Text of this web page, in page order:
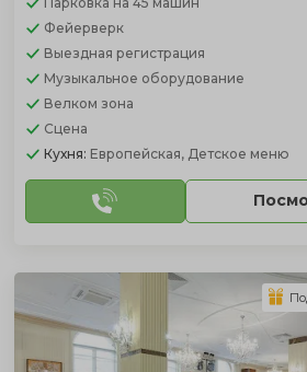
Фейерверк
Выездная регистрация
Музыкальное оборудование
Велком зона
Сцена
Кухня: Европейская, Детское меню